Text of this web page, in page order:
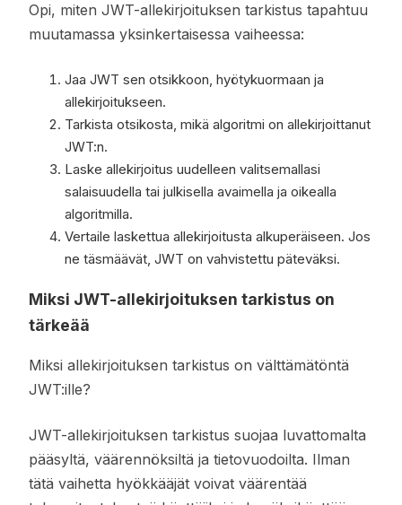
Opi, miten JWT-allekirjoituksen tarkistus tapahtuu
muutamassa yksinkertaisessa vaiheessa:
Jaa JWT sen otsikkoon, hyötykuormaan ja
allekirjoitukseen.
Tarkista otsikosta, mikä algoritmi on allekirjoittanut
JWT:n.
Laske allekirjoitus uudelleen valitsemallasi
salaisuudella tai julkisella avaimella ja oikealla
algoritmilla.
Vertaile laskettua allekirjoitusta alkuperäiseen. Jos
ne täsmäävät, JWT on vahvistettu päteväksi.
Miksi JWT-allekirjoituksen tarkistus on
tärkeää
Miksi allekirjoituksen tarkistus on välttämätöntä
JWT:ille?
JWT-allekirjoituksen tarkistus suojaa luvattomalta
pääsyltä, väärennöksiltä ja tietovuodoilta. Ilman
tätä vaihetta hyökkääjät voivat väärentää